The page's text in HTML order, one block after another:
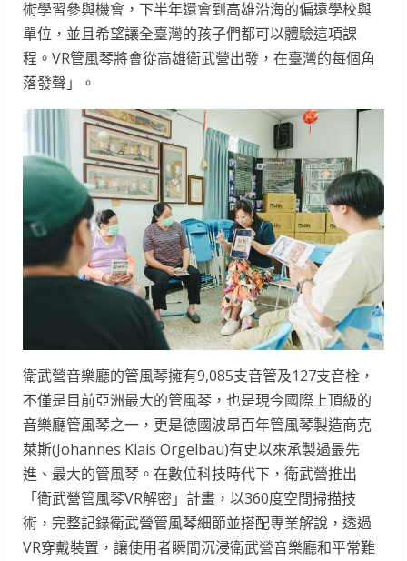
術學習參與機會，下半年還會到高雄沿海的偏遠學校與
單位，並且希望讓全臺灣的孩子們都可以體驗這項課
程。VR管風琴將會從高雄衛武營出發，在臺灣的每個角
落發聲」。
衛武營音樂廳的管風琴擁有9,085支音管及127支音栓，
不僅是目前亞洲最大的管風琴，也是現今國際上頂級的
音樂廳管風琴之一，更是德國波昂百年管風琴製造商克
萊斯(Johannes Klais Orgelbau)有史以來承製過最先
進、最大的管風琴。在數位科技時代下，衛武營推出
「衛武營管風琴VR解密」計畫，以360度空間掃描技
術，完整記錄衛武營管風琴細節並搭配專業解說，透過
VR穿戴裝置，讓使用者瞬間沉浸衛武營音樂廳和平常難